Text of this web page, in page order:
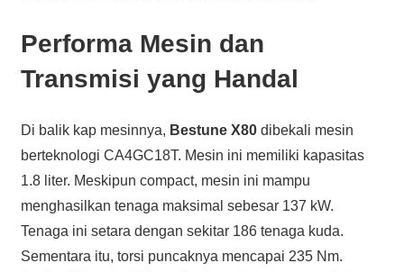
Performa Mesin dan
Transmisi yang Handal
Di balik kap mesinnya, Bestune X80dibekali mesin
berteknologi CA4GC18T. Mesin ini memiliki kapasitas
1.8 liter. Meskipun compact, mesin ini mampu
menghasilkan tenaga maksimal sebesar 137 kW.
Tenaga ini setara dengan sekitar 186 tenaga kuda.
Sementara itu, torsi puncaknya mencapai 235 Nm.